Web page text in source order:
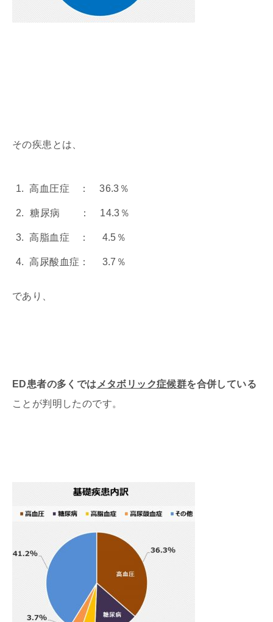
その疾患とは、
高血圧症 ： 36.3％
糖尿病 ： 14.3％
高脂血症 ： 4.5％
高尿酸血症： 3.7％
であり、
ED患者の多くでは メタボリック症候群を合併している
ことが判明したのです。